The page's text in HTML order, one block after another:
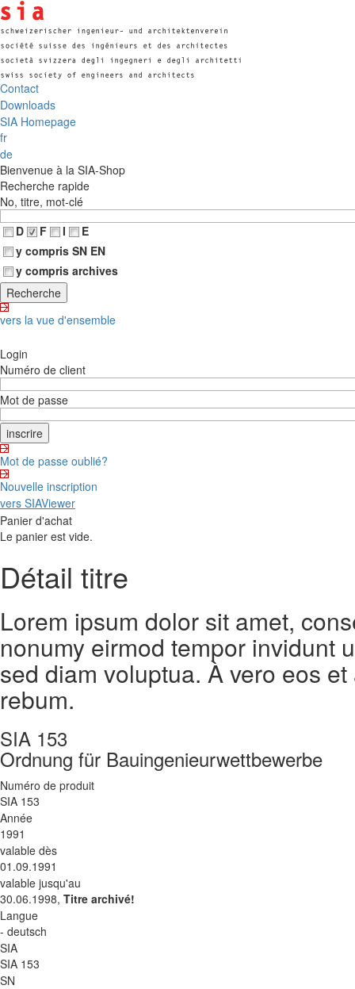
Contact
Downloads
SIA Homepage
fr
de
Bienvenue à la SIA-Shop
Recherche rapide
No, titre, mot-clé
D
F I
E
y compris SN EN
y compris archives
vers la vue d'ensemble
Login
Numéro de client
Mot de passe
Mot de passe oublié?
Nouvelle inscription
vers SIAViewer
Panier d'achat
Le panier est vide.
Détail titre
Lorem ipsum dolor sit amet,
nonumy eirmod tempor invidunt
sed diam voluptua. À vero eos
rebum.
SIA 153
Ordnung für Bauingenieurwettbewerbe
Numéro de produit
SIA 153
Année
1991
valable dès
01.09.1991
valable jusqu'au
30.06.1998, Titre archivé!
Langue
- deutsch
SIA
SIA 153
SN